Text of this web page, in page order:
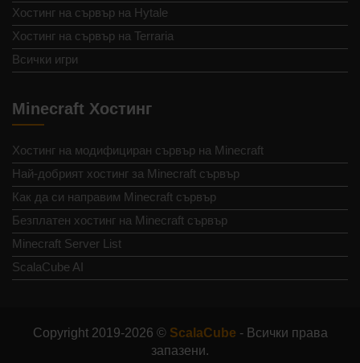
Хостинг на сървър на Hytale
Хостинг на сървър на Terraria
Всички игри
Minecraft Хостинг
Хостинг на модифициран сървър на Minecraft
Най-добрият хостинг за Minecraft сървър
Как да си направим Minecraft сървър
Безплатен хостинг на Minecraft сървър
Minecraft Server List
ScalaCube AI
Copyright 2019-2026 © ScalaCube - Всички права
запазени.